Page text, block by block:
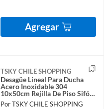
Agregar
TSKY CHILE SHOPPING
Desagüe Lineal Para Ducha
Acero Inoxidable 304
10x50cm Rejilla De Piso Sifón
Invisible Antiolor
Por TSKY CHILE SHOPPING